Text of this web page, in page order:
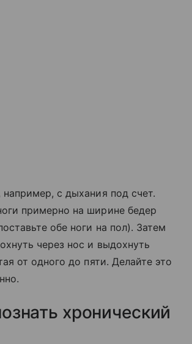
с дыхания под счет.
примерно на ширине бедер
обе ноги на пол). Затем
через нос и выдохнуть
от одного до пяти. Делайте это
хронический